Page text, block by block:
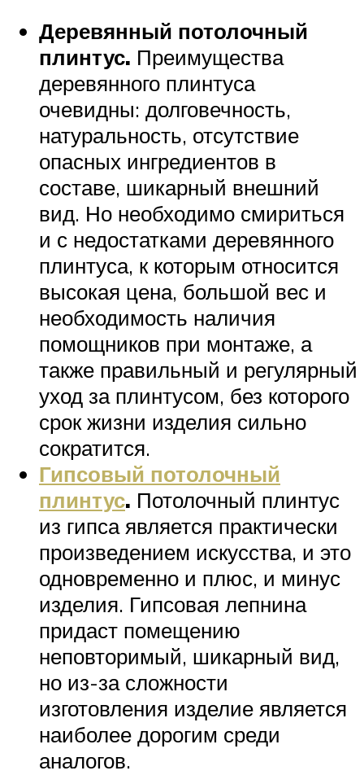
Деревянный потолочный
плинтус. Преимущества
деревянного плинтуса
очевидны: долговечность,
натуральность, отсутствие
опасных ингредиентов в
составе, шикарный внешний
вид. Но необходимо смириться
и с недостатками деревянного
плинтуса, к которым относится
высокая цена, большой вес и
необходимость наличия
помощников при монтаже, а
также правильный и регулярный
уход за плинтусом, без которого
срок жизни изделия сильно
сократится.
Гипсовый потолочный
плинтус. Потолочный плинтус
из гипса является практически
произведением искусства, и это
одновременно и плюс, и минус
изделия. Гипсовая лепнина
придаст помещению
неповторимый, шикарный вид,
но из-за сложности
изготовления изделие является
наиболее дорогим среди
аналогов.